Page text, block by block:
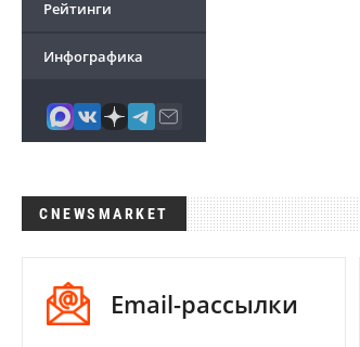
Рейтинги
Инфографика
CNEWSMARKET
Email-рассылки